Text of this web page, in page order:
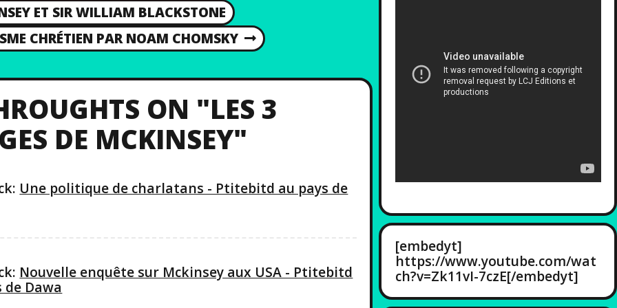
ET SIR WILLIAM BLACKSTONE
CHRÉTIEN PAR NOAM CHOMSKY
ON "LES 3
DE MCKINSEY"
Une politique de charlatans - Ptitebitd au pays de
Nouvelle enquête sur Mckinsey aux USA - Ptitebitd
de Dawa
[embedyt]
https://www.youtube.com/wat
ch?v=Zk11vI-7czE[/embedyt]